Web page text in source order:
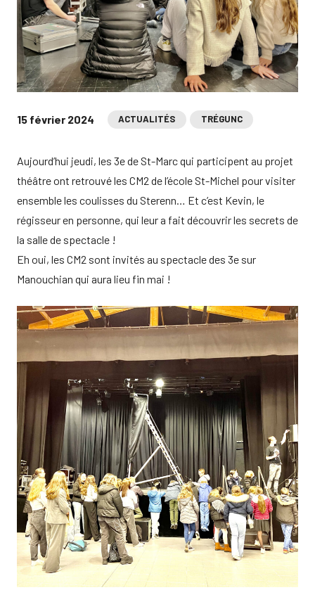
15 février 2024 ACTUALITÉS TRÉGUNC
Aujourd’hui jeudi, les 3e de St-Marc qui participent au projet
théâtre ont retrouvé les CM2 de l’école St-Michel pour visiter
ensemble les coulisses du Sterenn… Et c’est Kevin, le
régisseur en personne, qui leur a fait découvrir les secrets de
la salle de spectacle !
Eh oui, les CM2 sont invités au spectacle des 3e sur
Manouchian qui aura lieu fin mai !